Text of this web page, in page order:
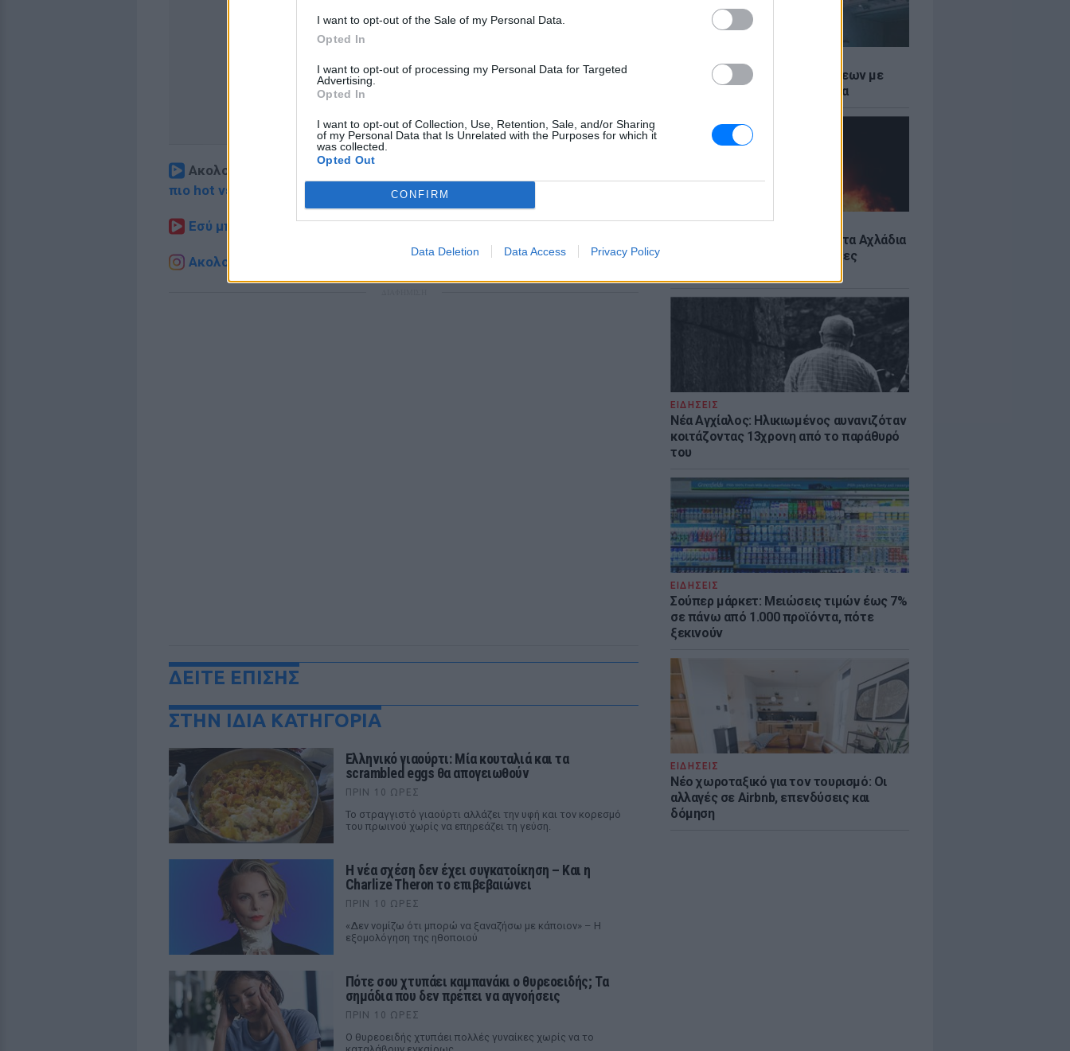
I want to opt-out of the Sale of my Personal Data.
Opted In
I want to opt-out of processing my Personal Data for Targeted
Advertising.
Opted In
I want to opt-out of Collection, Use, Retention, Sale, and/or Sharing
of my Personal Data that Is Unrelated with the Purposes for which it
was collected.
Opted Out
CONFIRM
Data Deletion Data Access Privacy Policy
Αύγουστος: Ρεκόρ Αναχωρήσεων με
56.000 Ταξιδιώτες στα Λιμάνια
ΕΙΔΗΣΕΙΣ
Σητεία: Υπό έλεγχο η φωτιά στα Αχλάδια
– Σε επιφυλακή η Κρήτη για νέες
ΕΙΔΗΣΕΙΣ
Νέα Αγχίαλος: Ηλικιωμένος αυνανιζόταν
κοιτάζοντας 13χρονη από το παράθυρό
του
ΕΙΔΗΣΕΙΣ
Σούπερ μάρκετ: Μειώσεις τιμών έως 7%
σε πάνω από 1.000 προϊόντα, πότε
ξεκινούν
ΕΙΔΗΣΕΙΣ
Νέο χωροταξικό για τον τουρισμό: Οι
αλλαγές σε Airbnb, επενδύσεις και
δόμηση
Ακολουθήστε το E-Radio.gr στο
πιο hot νέα
Εσύ μπήκες στο E-Daily.gr; Τα νέα της ημέρας και ότι σου κάνει κλικ!
Ακολουθήστε το E-Radio.gr και στο Instagram
ΔΕΙΤΕ ΕΠΙΣΗΣ
ΣΤΗΝ ΙΔΙΑ ΚΑΤΗΓΟΡΙΑ
Ελληνικό γιαούρτι: Μία κουταλιά και τα
scrambled eggs θα απογειωθούν
ΠΡΙΝ 10 ΏΡΕΣ
Το στραγγιστό γιαούρτι αλλάζει την υφή και τον κορεσμό
του πρωινού χωρίς να επηρεάζει τη γεύση.
Η νέα σχέση δεν έχει συγκατοίκηση – Και η
Charlize Theron το επιβεβαιώνει
ΠΡΙΝ 10 ΏΡΕΣ
«Δεν νομίζω ότι μπορώ να ξαναζήσω με κάποιον» – Η
εξομολόγηση της ηθοποιού
Πότε σου χτυπάει καμπανάκι ο θυρεοειδής; Τα
σημάδια που δεν πρέπει να αγνοήσεις
ΠΡΙΝ 10 ΏΡΕΣ
Ο θυρεοειδής χτυπάει πολλές γυναίκες χωρίς να το